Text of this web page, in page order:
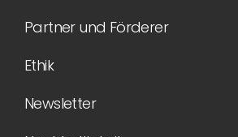
Partner und Förderer
Ethik
Newsletter